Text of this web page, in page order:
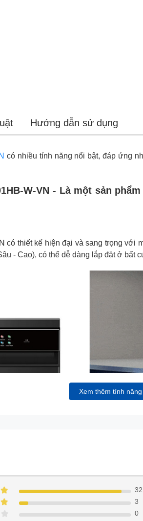
Hướng dẫn sử dụng
có nhiều tính năng nổi bật, đáp ứng
W-VN - Là một sản
có thiết kế hiện đại và sang trọng với
- Cao), có thể dễ dàng lắp đặt ở bất
Xem thêm tính
0
3
32